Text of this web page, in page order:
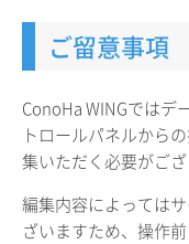
ご留意事項
ConoHa WINGではデ
トロールパネルから
集いただく必要がござ
編集内容によっては
ざいますため、操作